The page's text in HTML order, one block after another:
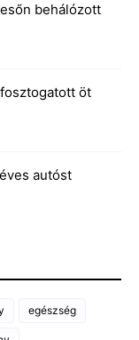
behálózott
öt
autóst
egészség